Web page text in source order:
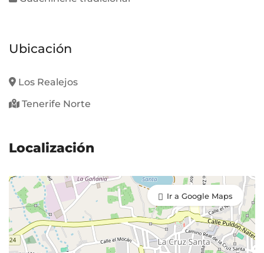
Ubicación
Los Realejos
Tenerife Norte
Localización
Ir a Google Maps